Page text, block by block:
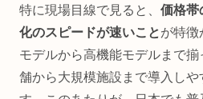
特に現場目線で見ると、 価格帯
化のスピードが速いことが特徴
モデルから高機能モデルまで
舗から大規模施設まで導入しや